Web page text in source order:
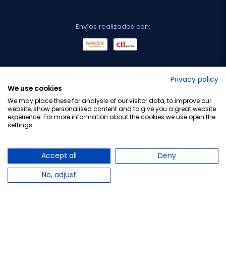
Envíos realizados con:
Privacy policy
We use cookies
We may place these for analysis of our visitor data, to improve our
website, show personalised content and to give you a great website
experience. For more information about the cookies we use open the
settings.
Accept all
Deny
No, adjust